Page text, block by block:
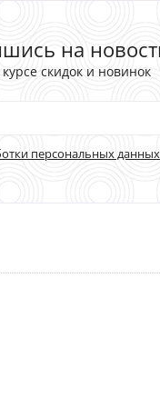
на
скидок и новинок
персональных данных